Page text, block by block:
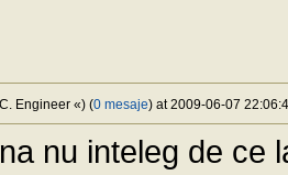
Engineer «) (0 mesaje) at 2009-06-07
nu inteleg de ce